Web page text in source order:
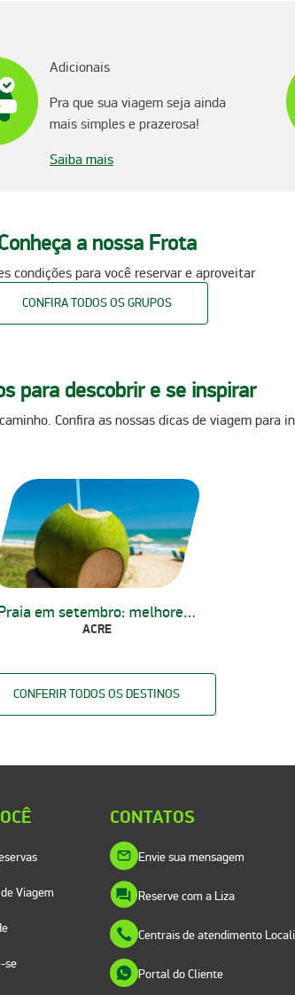
Adicionais
Pra que sua viagem seja ainda
mais simples e prazerosa!
Saiba mais
a nossa Frota
condições para você reservar e aproveitar
CONFIRA TODOS OS GRUPOS
para descobrir e se inspirar
Confira as nossas dicas de viagem para
Praia em setembro: melhores dicas
ACRE
CONFERIR TODOS OS DESTINOS
Viagem
se
CONTATOS
Envie sua mensagem
Reserve com a Liza
Centrais de atendimento
Portal do Cliente